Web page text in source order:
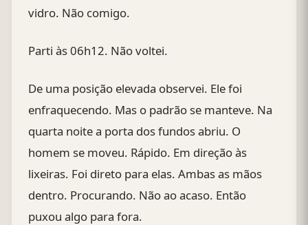
vidro. Não comigo.
Parti às 06h12. Não voltei.
De uma posição elevada observei. Ele foi
enfraquecendo. Mas o padrão se manteve. Na
quarta noite a porta dos fundos abriu. O
homem se moveu. Rápido. Em direção às
lixeiras. Foi direto para elas. Ambas as mãos
dentro. Procurando. Não ao acaso. Então
puxou algo para fora.